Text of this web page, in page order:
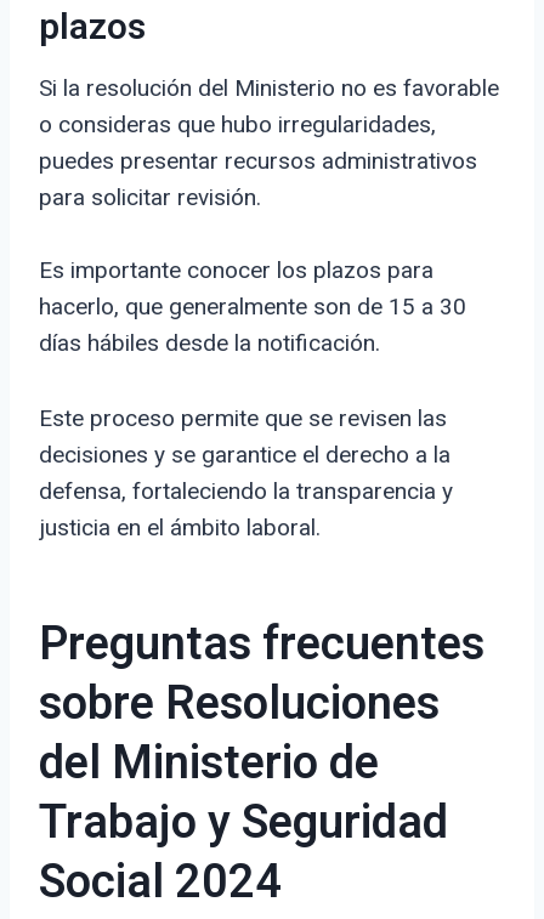
plazos
Si la resolución del Ministerio no es favorable
o consideras que hubo irregularidades,
puedes presentar recursos administrativos
para solicitar revisión.
Es importante conocer los plazos para
hacerlo, que generalmente son de 15 a 30
días hábiles desde la notificación.
Este proceso permite que se revisen las
decisiones y se garantice el derecho a la
defensa, fortaleciendo la transparencia y
justicia en el ámbito laboral.
Preguntas frecuentes
sobre Resoluciones
del Ministerio de
Trabajo y Seguridad
Social 2024